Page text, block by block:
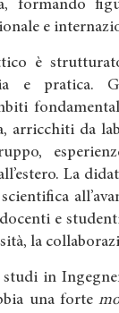
formando
e
è
e pratica.
arricchiti da
La
e
la
studi in
una forte